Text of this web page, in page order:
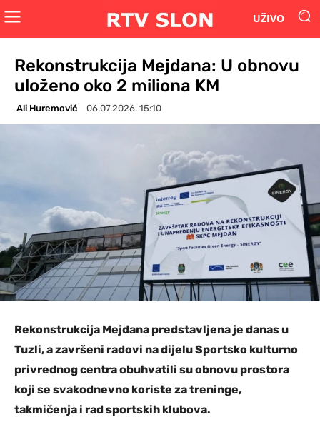
UŽIVO
Rekonstrukcija Mejdana: U obnovu
uloženo oko 2 miliona KM
Ali Huremović 06.07.2026. 15:10
Rekonstrukcija Mejdana predstavljena je danas u
Tuzli, a završeni radovi na dijelu Sportsko kulturno
privrednog centra obuhvatili su obnovu prostora
koji se svakodnevno koriste za treninge,
takmičenja i rad sportskih klubova.